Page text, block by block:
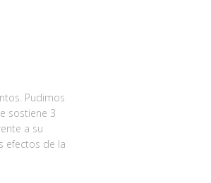
Pudimos
sostiene 3
a su
efectos de la